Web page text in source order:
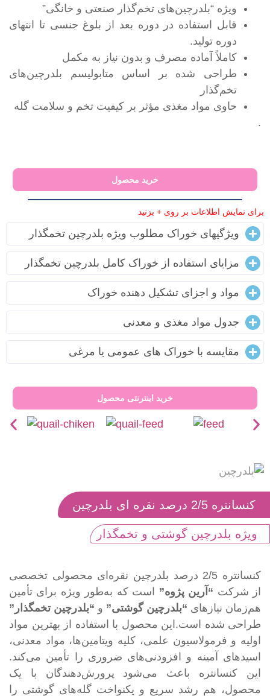
ویژه “بلدرچین‌های تخم‌گذار صنعتی و خانگی”
قابل استفاده در دوره بعد از بلوغ جنسی تا انتهای
دوره تولید.
کاملاً آماده مصرف و بدون نیاز به مکمل
طراحی شده بر اساس متابولیسم بلدرچین‌های
تخم‌گذار
حاوی مواد مغذی مؤثر بر کیفیت تخم و سلامت گله
.
خرید محصول
برای نمایش اطلاعات بر روی + بزنید
ویژگیهای خوراک مطلوب ویژه بلدرچین تخمگذار
مزایای استفاده از خوراک کامل بلدرچین تخمگذار
مواد و اجزای تشکیل دهنده خوراک
جدول مواد مغذی و معدنی
مقایسه با خوراک های عمومی یا مرغی
خرید اینترنتی محصول
کنسانتره 2/5 درصد نقره ای بلدرچین
ویژه بلدرچین گوشتی و تخمگذار
کنسانتره 2/5 درصد بلدرچین نقره‌ای محصولی تخصصی
از شرکت “آرین پژوه” است که به‌طور ویژه برای تأمین
هم‌زمان نیازهای “بلدرچین گوشتی” و “بلدرچین تخمگذار”
طراحی شده است.این محصول با استفاده از بهترین مواد
اولیه و فرمولاسیون علمی، کلیه ویتامین‌ها، مواد معدنی،
اسیدهای آمینه و افزودنی‌های ضروری را تأمین می‌کند.
این کنسانتره باعث می‌شود پرورش‌دهندگان با یک
محصول، هم رشد سریع و یکنواخت گله‌های گوشتی را